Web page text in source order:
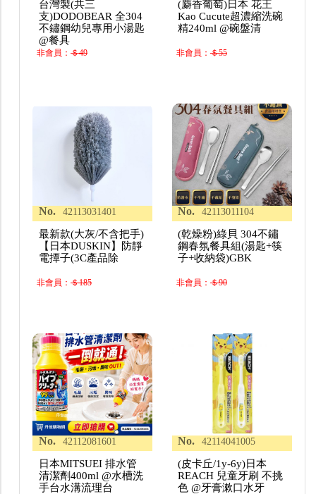
台灣製(共三
支)DODOBEAR 全304
不鏽鋼幼兒專用小湯匙
@餐具
非會員：＄49
(麝香葡萄)日本 花王
Kao Cucute超濃縮洗碗
精240ml @碗盤清
非會員：＄55
No. 42113031401
最新款(大灰/不含把手)
【日本DUSKIN】防靜
電撢子(3C產品除
非會員：＄185
No. 42113011104
(乾燥粉)綠貝 304不鏽
鋼春氛餐具組(湯匙+筷
子+收納袋)GBK
非會員：＄90
No. 42112081601
日本MITSUEI 排水管
清潔劑400ml @水槽洗
手台水溝流理台
No. 42114041005
(皮卡丘/1y-6y)日本
REACH 兒童牙刷 不挑
色 @牙膏漱口水牙